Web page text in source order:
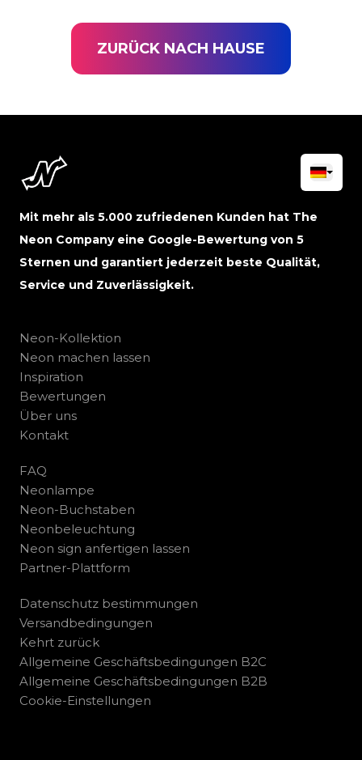
ZURÜCK NACH HAUSE
Mit mehr als 5.000 zufriedenen Kunden hat The
Neon Company eine Google-Bewertung von 5
Sternen und garantiert jederzeit beste Qualität,
Service und Zuverlässigkeit.
Neon-Kollektion
Neon machen lassen
Inspiration
Bewertungen
Über uns
Kontakt
FAQ
Neonlampe
Neon-Buchstaben
Neonbeleuchtung
Neon sign anfertigen lassen
Partner-Plattform
Datenschutz bestimmungen
Versandbedingungen
Kehrt zurück
Allgemeine Geschäftsbedingungen B2C
Allgemeine Geschäftsbedingungen B2B
Cookie-Einstellungen